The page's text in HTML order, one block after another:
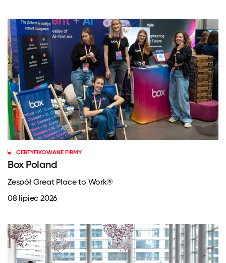
CERTYFIKOWANE FIRMY
Box Poland
Zespół Great Place to Work®
08 lipiec 2026